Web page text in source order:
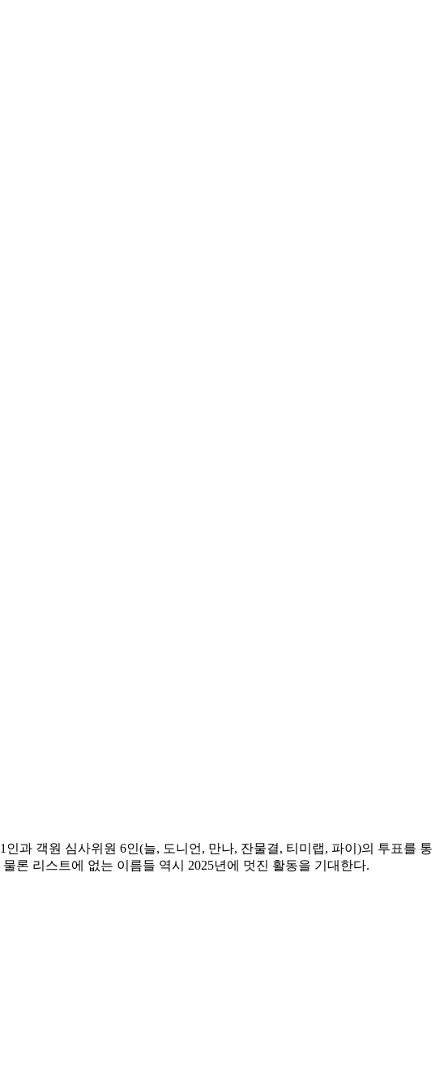
과 객원 심사위원 6인(늘, 도니언, 만나, 잔물결, 티미랩, 파이)의 투표를 통
론 리스트에 없는 이름들 역시 2025년에 멋진 활동을 기대한다.